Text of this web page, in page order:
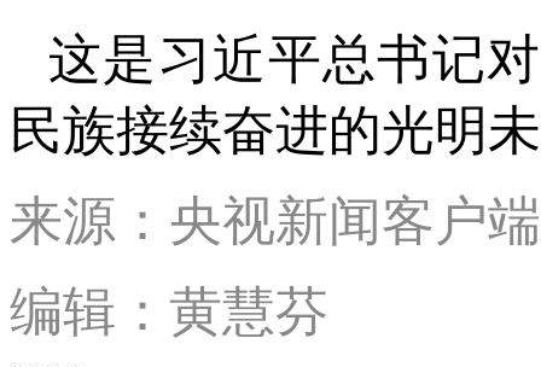
这是习近平总书记
民族接续奋进的光明
来源：央视新闻客户端
编辑：黄慧芬